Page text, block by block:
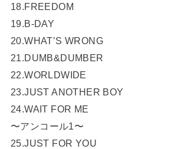
18.FREEDOM
19.B-DAY
20.WHAT’S WRONG
21.DUMB&DUMBER
22.WORLDWIDE
23.JUST ANOTHER BOY
24.WAIT FOR ME
〜アンコール1〜
25.JUST FOR YOU